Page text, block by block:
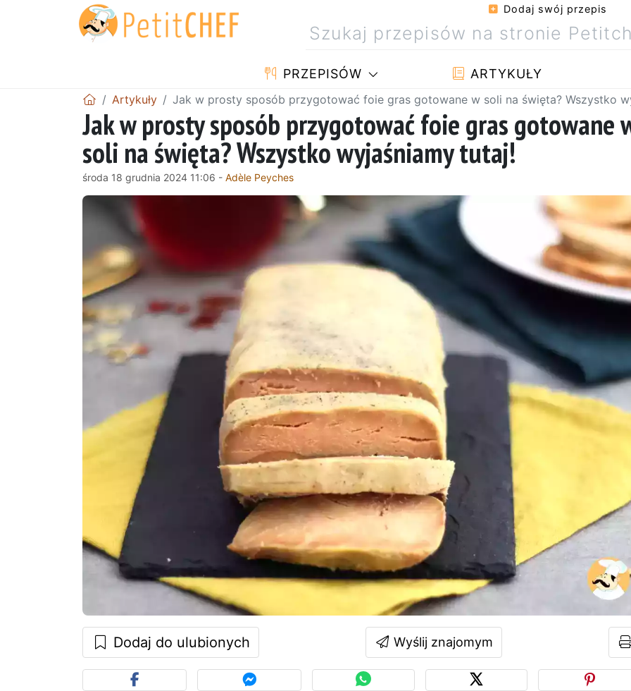
Dodaj swój przepis
PRZEPISÓW ARTYKUŁY
Artykuły Jak w prosty sposób przygotować foie gras gotowane w soli na święta? Wszystko
Jak w prosty sposób przygotować foie gras gotowane
soli na święta? Wszystko wyjaśniamy tutaj!
środa 18 grudnia 2024 11:06 - Adèle Peyches
Dodaj do ulubionych Wyślij znajomym